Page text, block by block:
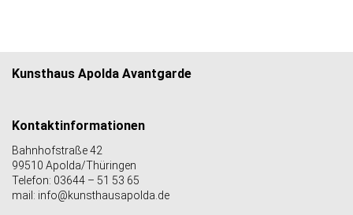
Kunsthaus Apolda Avantgarde
Kontaktinformationen
Bahnhofstraße 42
99510 Apolda/Thüringen
Telefon: 03644 – 51 53 65
mail: info@kunsthausapolda.de